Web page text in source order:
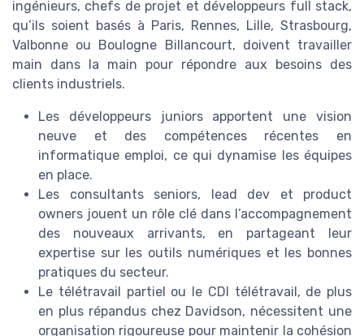
ingénieurs, chefs de projet et développeurs full stack,
qu’ils soient basés à Paris, Rennes, Lille, Strasbourg,
Valbonne ou Boulogne Billancourt, doivent travailler
main dans la main pour répondre aux besoins des
clients industriels.
Les développeurs juniors apportent une vision
neuve et des compétences récentes en
informatique emploi, ce qui dynamise les équipes
en place.
Les consultants seniors, lead dev et product
owners jouent un rôle clé dans l’accompagnement
des nouveaux arrivants, en partageant leur
expertise sur les outils numériques et les bonnes
pratiques du secteur.
Le télétravail partiel ou le CDI télétravail, de plus
en plus répandus chez Davidson, nécessitent une
organisation rigoureuse pour maintenir la cohésion